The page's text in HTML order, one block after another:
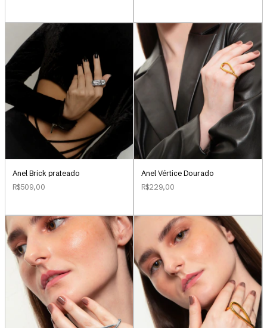
Anel Brick prateado
R$509,00
Anel Vértice Dourado
R$229,00